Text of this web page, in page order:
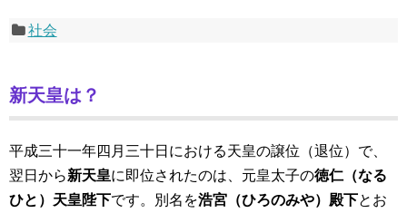
社会
新天皇は？
平成三十一年四月三十日における天皇の譲位（退位）で、
翌日から新天皇に即位されたのは、元皇太子の徳仁（なる
ひと）天皇陛下です。別名を浩宮（ひろのみや）殿下とお